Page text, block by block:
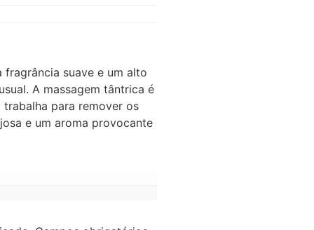
suave e um alto
A massagem tântrica é
para remover os
e um aroma provocante